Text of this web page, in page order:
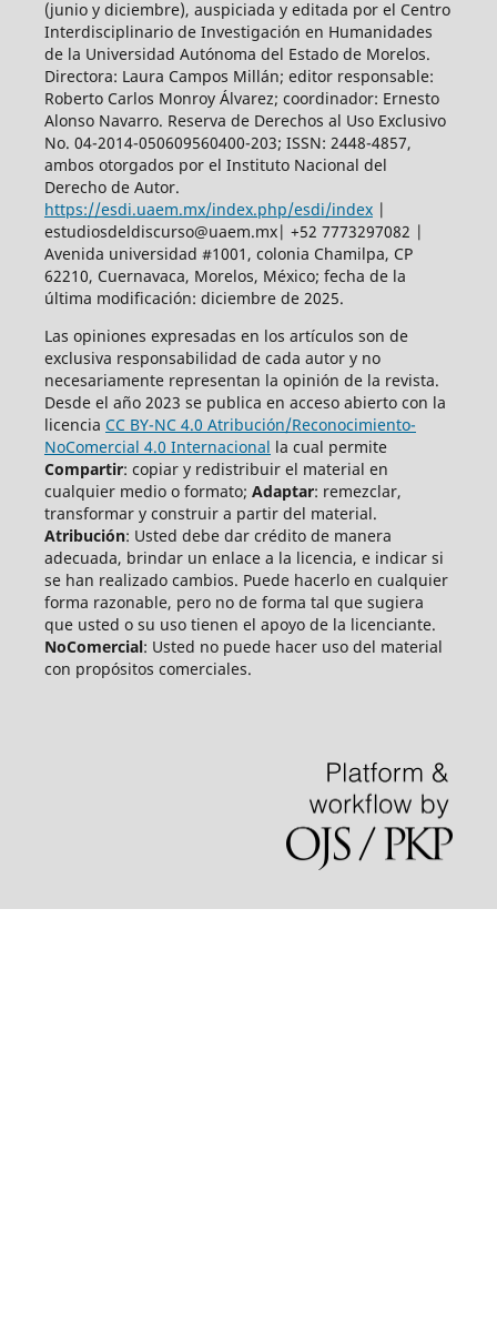
(junio y diciembre), auspiciada y editada por el Centro
Interdisciplinario de Investigación en Humanidades
de la Universidad Autónoma del Estado de Morelos.
Directora: Laura Campos Millán; editor responsable:
Roberto Carlos Monroy Álvarez; coordinador: Ernesto
Alonso Navarro. Reserva de Derechos al Uso Exclusivo
No. 04-2014-050609560400-203; ISSN: 2448-4857,
ambos otorgados por el Instituto Nacional del
Derecho de Autor.
https://esdi.uaem.mx/index.php/esdi/index|
estudiosdeldiscurso@uaem.mx| +52 7773297082 |
Avenida universidad #1001, colonia Chamilpa, CP
62210, Cuernavaca, Morelos, México; fecha de la
última modificación: diciembre de 2025.
Las opiniones expresadas en los artículos son de
exclusiva responsabilidad de cada autor y no
necesariamente representan la opinión de la revista.
Desde el año 2023 se publica en acceso abierto con la
licencia CC BY-NC 4.0 Atribución/Reconocimiento-
NoComercial 4.0 Internacional la cual permite
Compartir: copiar y redistribuir el material en
cualquier medio o formato; Adaptar: remezclar,
transformar y construir a partir del material.
Atribución: Usted debe dar crédito de manera
adecuada, brindar un enlace a la licencia, e indicar si
se han realizado cambios. Puede hacerlo en cualquier
forma razonable, pero no de forma tal que sugiera
que usted o su uso tienen el apoyo de la licenciante.
NoComercial: Usted no puede hacer uso del material
con propósitos comerciales.